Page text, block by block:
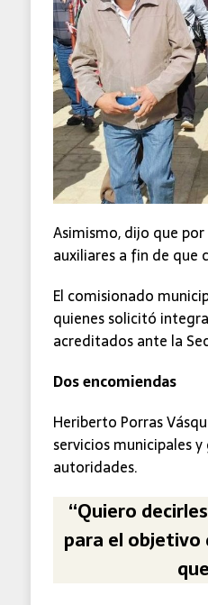
Asimismo, dijo que
auxiliares a fin de
El comisionado
quienes solicitó
acreditados ante la
Dos encomiendas
Heriberto Porras
servicios municipales
autoridades.
“Quiero
para el objetivo